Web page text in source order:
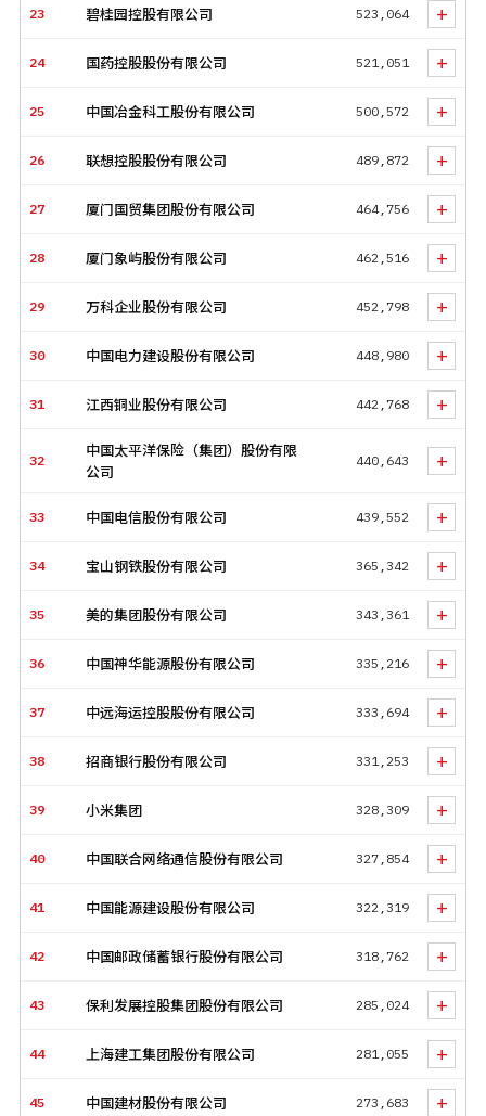
总和达62万亿元，超过了中国当年GDP的一半。
因疫苗接种带来营收增长，科兴控股生物技术有限公司首次登
上榜单，排在第109位。该公司净资产收益率（ROE）高达
的总收入排名第75位。
两家新能源车企——蔚来集团和理想汽车同时首次登上榜单，
分列第344位和第427位。
本世纪初成立的中国电动车行业头部公司——雅迪集团控股有
除了金融、电信和互联网企业，今年的利润榜前十出现了中国
石油和中远海运控股股份有限公司，分列该子榜的第九、第十
位。
利润榜头部的十家公司在去年的总利润约为1.85万亿元，约占
榜单上商业银行的利润总和达到了所有500家上市公司利润的
行。
净利润率方面，排位最高的是中国生物制药，净利润率高达
54%；位居净利润率榜第二位的是贵州茅台酒股份有限公司，
23 碧桂园控股有限公司 523,064 +
24 国药控股股份有限公司 521,051 +
25 中国冶金科工股份有限公司 500,572 +
26 联想控股股份有限公司 489,872 +
27 厦门国贸集团股份有限公司 464,756 +
28 厦门象屿股份有限公司 462,516 +
29 万科企业股份有限公司 452,798 +
30 中国电力建设股份有限公司 448,980 +
31 江西铜业股份有限公司 442,768 +
32
中国太平洋保险（集团）股份有限
公司
440,643 +
33 中国电信股份有限公司 439,552 +
34 宝山钢铁股份有限公司 365,342 +
35 美的集团股份有限公司 343,361 +
36 中国神华能源股份有限公司 335,216 +
37 中远海运控股股份有限公司 333,694 +
38 招商银行股份有限公司 331,253 +
39 小米集团 328,309 +
40 中国联合网络通信股份有限公司 327,854 +
41 中国能源建设股份有限公司 322,319 +
42 中国邮政储蓄银行股份有限公司 318,762 +
43 保利发展控股集团股份有限公司 285,024 +
44 上海建工集团股份有限公司 281,055 +
45 中国建材股份有限公司 273,683 +